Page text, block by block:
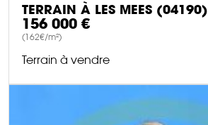
TERRAIN À LES MEES (04190)
156 000 €
(162€/m²)
Terrain à vendre